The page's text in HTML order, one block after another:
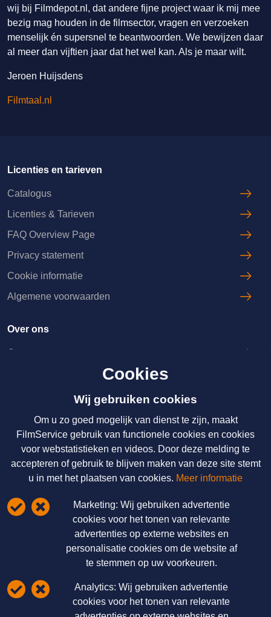
wij bij Filmdepot.nl, dat andere fijne project waar ik mij mee
bezig mag houden in de filmsector, vragen en verzoeken
menselijk én supersnel te beantwoorden. We bewijzen daar
al meer dan vijftien jaar dat het wel kan. Als je maar wilt.
Jeroen Huijsdens
Filmtaal.nl
Licenties en tarieven
Catalogus
Licenties & Tarieven
FAQ Overview Page
Privacy statement
Cookie informatie
Algemene voorwaarden
Over ons
Over ons
Nieuws
Over ons
Licenties & Tarieven
Schrijf u hier in voor onze nieuwsbrief
FilmService B.V.
4225 PA Noordeloos
T: 085 - 0404700 E:info@filmservice.nl
Cookies
Wij gebruiken cookies
Om u zo goed mogelijk van dienst te zijn, maakt
FilmService gebruik van functionele cookies en cookies
voor webstatistieken en videos. Door deze melding te
accepteren of gebruik te blijven maken van deze site stemt
u in met het plaatsen van cookies. Meer informatie
Marketing: Wij gebruiken advertentie
cookies voor het tonen van relevante
advertenties op externe websites en
personalisatie cookies om de website af
te stemmen op uw voorkeuren.
Analytics:Wij gebruiken advertentie
cookies voor het tonen van relevante